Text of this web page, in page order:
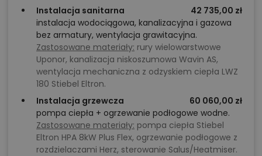
Instalacja sanitarna
42 735,00 zł
instalacja wodociągowa, kanalizacyjna i gazowa
bez armatury, wentylacja grawitacyjna.
Zastosowane materiały: rury wielowarstwowe
Uponor, kanalizacja niskoszumowa Wavin AS,
wentylacja mechaniczna z odzyskiem ciepła LWZ
180 Stiebel Eltron.
Instalacja grzewcza
60 060,00 zł
pompa ciepła + ogrzewanie podłogowe wodne.
Zastosowane materiały: pompa ciepła Stiebel
Eltron HPA 8kW Plus Flex, ogrzewanie podłogowe z
rozdzielaczami Herz, sterowanie Salus/Heatmiser.